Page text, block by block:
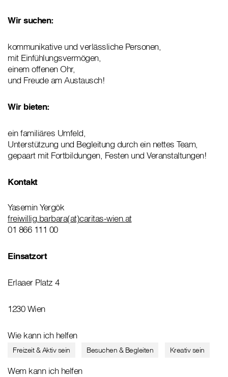
Wir suchen:
kommunikative und verlässliche Personen,
mit Einfühlungsvermögen,
einem offenen Ohr,
und Freude am Austausch!
Wir bieten:
ein familiäres Umfeld,
Unterstützung und Begleitung durch ein nettes Team,
gepaart mit Fortbildungen, Festen und Veranstaltungen!
Kontakt
Yasemin Yergök
freiwillig.barbara(at)caritas-wien.at
01 866 111 00
Einsatzort
Erlaaer Platz 4
1230 Wien
Wie kann ich helfen
Freizeit & Aktiv sein Besuchen & Begleiten Kreativ sein
Wem kann ich helfen